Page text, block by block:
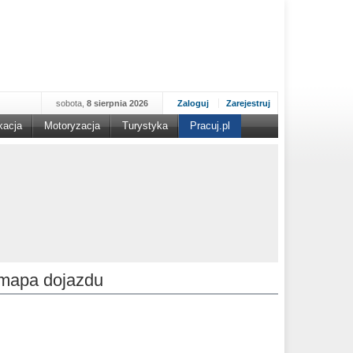
Zaloguj Zarejestruj
sobota, 8 sierpnia 2026
Motoryzacja Turystyka Pracuj.pl
dojazdu